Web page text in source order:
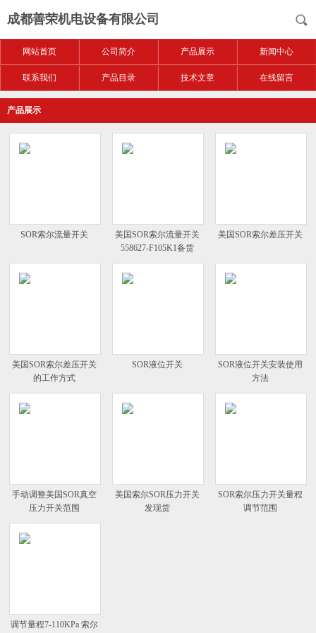
成都善荣机电设备有限公司
网站首页 公司简介 产品展示 新闻中心
联系我们 产品目录 技术文章 在线留言
产品展示
SOR索尔流量开关
美国SOR索尔流量开关
558627-F105K1备货
美国SOR索尔差压开关
美国SOR索尔差压开关
的工作方式
SOR液位开关
SOR液位开关安装使用
方法
手动调整美国SOR真空
压力开关范围
美国索尔SOR压力开关
发现货
SOR索尔压力开关量程
调节范围
调节量程7-110KPa 索尔